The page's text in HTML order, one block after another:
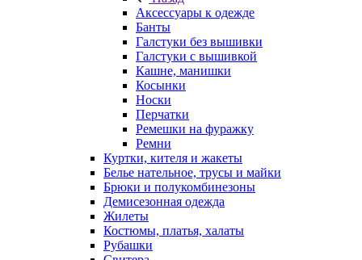
Аксессуары к одежде
Банты
Галстуки без вышивки
Галстуки с вышивкой
Кашне, манишки
Косынки
Носки
Перчатки
Ремешки на фуражку
Ремни
Куртки, кителя и жакеты
Белье нательное, трусы и майки
Брюки и полукомбинезоны
Демисезонная одежда
Жилеты
Костюмы, платья, халаты
Рубашки